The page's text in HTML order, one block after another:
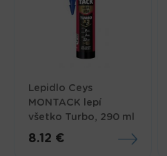
Lepidlo Ceys
MONTACK lepí
všetko Turbo, 290 ml
8.12 €